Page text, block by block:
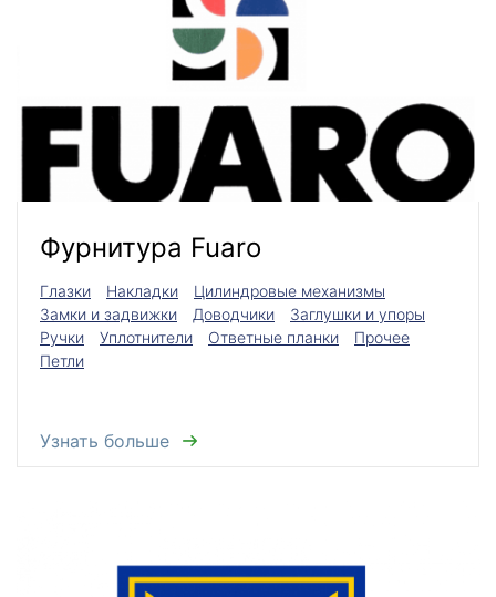
Фурнитура Fuaro
Глазки Накладки
Цилиндровые механизмы
Замки и задвижки
Доводчики
Заглушки и упоры
Ручки
Уплотнители Ответные планки
Прочее
Петли
Узнать больше